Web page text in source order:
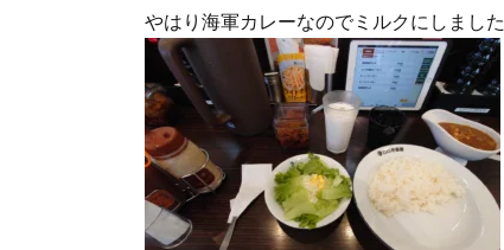
やはり海軍カレーなのでミルクにしました